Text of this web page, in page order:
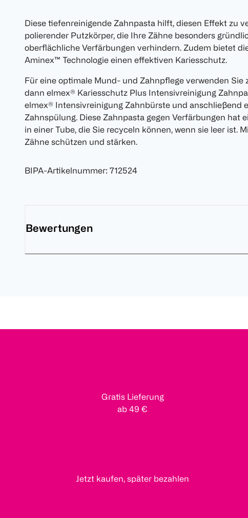
Diese tiefenreinigende Zahnpasta hilft, diesen Effekt zu
polierender Putzkörper, die Ihre Zähne besonders
oberflächliche Verfärbungen verhindern. Zudem bietet
Aminex™ Technologie einen effektiven Kariesschutz.
Für eine optimale Mund- und Zahnpflege verwenden
dann elmex® Kariesschutz Plus Intensivreinigung
elmex® Intensivreinigung Zahnbürste und anschließend
Zahnspülung. Diese Zahnpasta gegen Verfärbungen hat
in einer Tube, die Sie recyceln können, wenn sie leer ist.
Zähne schützen und stärken.
BIPA-Artikelnummer: 712524
Bewertungen
Gratis Lieferung
ab 49 €
Jetzt kaufen, später bezahlen